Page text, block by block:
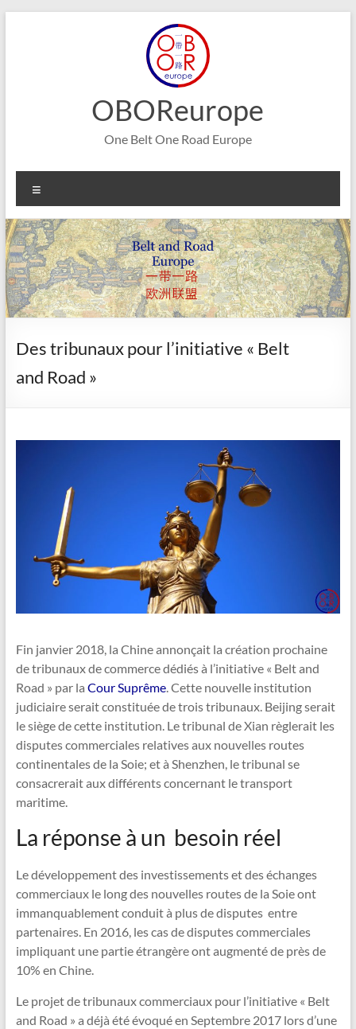
OBOReurope
One Belt One Road Europe
Des tribunaux pour l’initiative « Belt
and Road »
Fin janvier 2018, la Chine annonçait la création prochaine
de tribunaux de commerce dédiés à l’initiative « Belt and
Road » par la Cour Suprême. Cette nouvelle institution
judiciaire serait constituée de trois tribunaux. Beijing serait
le siège de cette institution. Le tribunal de Xian règlerait les
disputes commerciales relatives aux nouvelles routes
continentales de la Soie; et à Shenzhen, le tribunal se
consacrerait aux différents concernant le transport
maritime.
La réponse à un besoin réel
Le développement des investissements et des échanges
commerciaux le long des nouvelles routes de la Soie ont
immanquablement conduit à plus de disputes entre
partenaires. En 2016, les cas de disputes commerciales
impliquant une partie étrangère ont augmenté de près de
10% en Chine.
Le projet de tribunaux commerciaux pour l’initiative « Belt
and Road » a déjà été évoqué en Septembre 2017 lors d’une